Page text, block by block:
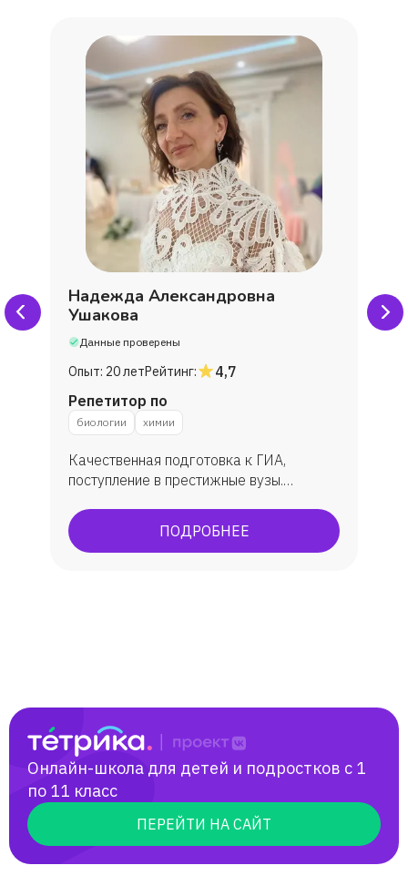
Надежда Александровна
Ушакова
Данные проверены
Опыт: 20 летРейтинг:
4,7
Репетитор по
биологии химии
Качественная подготовка к ГИА,
поступление в престижные вузы.
балл 86 бб. ОГЭ всегда успешно, всегда
максимально сдают.ПОДРОБНЕЕ
Онлайн-школа для детей и подростков с 1
по 11 класс
ПЕРЕЙТИ НА САЙТ